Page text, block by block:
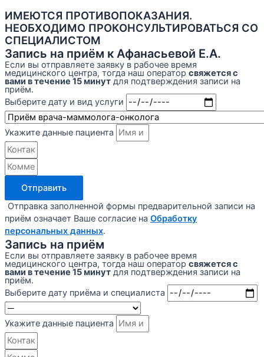
ИМЕЮТСЯ ПРОТИВОПОКАЗАНИЯ.
НЕОБХОДИМО ПРОКОНСУЛЬТИРОВАТЬСЯ СО
СПЕЦИАЛИСТОМ
Запись на приём к Афанасьевой Е.А.
Если вы отправляете заявку в рабочее время
медицинского центра, тогда наш оператор свяжется с
вами в течение 15 минут для подтверждения записи на
приём.
Выберите дату и вид услуги
Укажите данные пациента
Отправить
Отправка заполненной формы предварительной записи на
приём означает Ваше согласие на Обработку
персональных данных.
Запись на приём
Если вы отправляете заявку в рабочее время
медицинского центра, тогда наш оператор свяжется с
вами в течение 15 минут для подтверждения записи на
приём.
Выберите дату приёма и специалиста
Укажите данные пациента